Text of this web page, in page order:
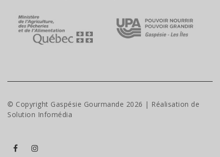
© Copyright Gaspésie Gourmande 2026 | Réalisation de
Solution Infomédia